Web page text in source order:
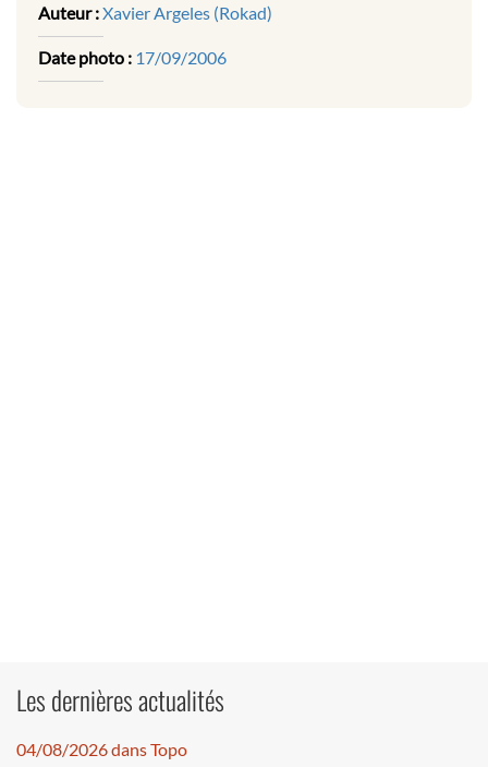
Auteur :Xavier Argeles (Rokad)
Date photo : 17/09/2006
Les dernières actualités
04/08/2026 dans Topo